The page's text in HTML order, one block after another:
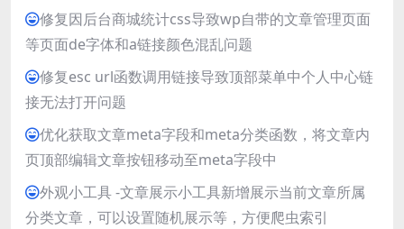
修复因后台商城统计css导致wp自带的文章管理页面
等页面de字体和a链接颜色混乱问题
修复esc url函数调用链接导致顶部菜单中个人中心链
接无法打开问题
优化获取文章meta字段和meta分类函数，将文章内
页顶部编辑文章按钮移动至meta字段中
外观小工具 -文章展示小工具新增展示当前文章所属
分类文章，可以设置随机展示等，方便爬虫索引